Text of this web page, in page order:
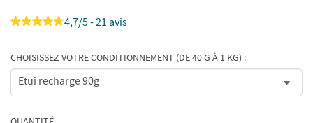
4,7/5 - 21 avis
CHOISISSEZ VOTRE CONDITIONNEMENT (DE 40 G À 1 KG) :